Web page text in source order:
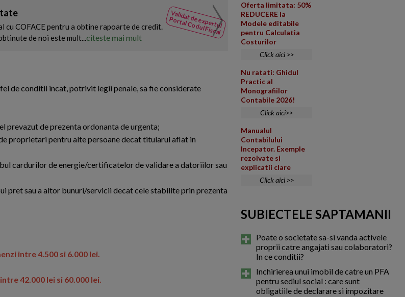
Validat de expertul
Portal Codul Fiscal
cu COFACE pentru a obtine rapoarte de credit.
de noi este mult...citeste mai mult
NOUTATI
din Codul
Fiscal
de conditii incat, potrivit legii penale, sa fie considerate
prevazut de prezenta ordonanta de urgenta;
proprietari pentru alte persoane decat titularul aflat in
cardurilor de energie/certificatelor de validare a datoriilor sau
pret sau a altor bunuri/servicii decat cele stabilite prin prezenta
intre 4.500 si 6.000 lei.
42.000 lei si 60.000 lei.
Oferta limitata: 50%
REDUCERE la
Modele editabile
pentru Calculatia
Costurilor
Click aici >>
Nu ratati: Ghidul
Practic al
Monografiilor
Contabile 2026!
Click aici>>
Manualul
Contabilului
Incepator. Exemple
rezolvate si
explicatii clare
Click aici >>
SUBIECTELE SAPTAMANII
Poate o societate sa-si vanda activele
proprii catre angajati sau colaboratori?
In ce conditii?
Inchirierea unui imobil de catre un PFA
pentru sediul social : care sunt
obligatiile de declarare si impozitare